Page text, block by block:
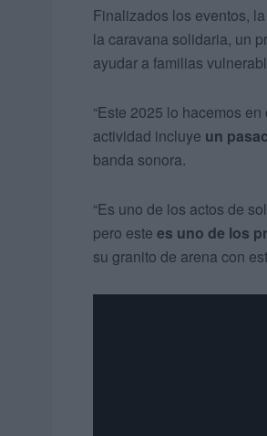
Finalizados los eventos, la
la caravana solidaria, un
ayudar a familias
“Este 2025 lo hacemos
actividad incluye un
banda sonora.
“Es uno de los actos de
pero este es uno de los
su granito de arena con